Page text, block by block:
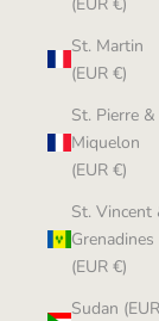
St. Martin
(EUR €)
St. Pierre &
Miquelon
(EUR €)
St. Vincent
Grenadines
(EUR €)
Sudan (EUR